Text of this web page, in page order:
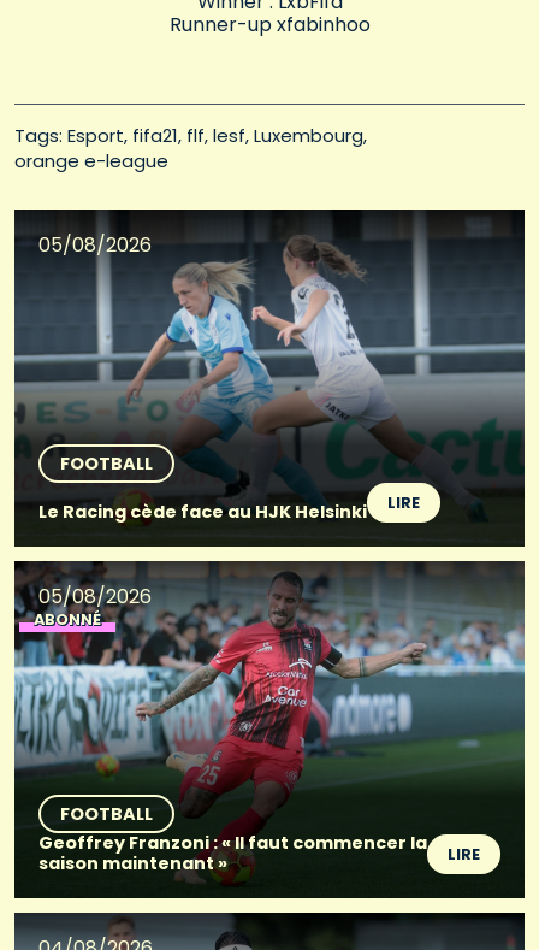
Runner-up xfabinhoo
Tags: Esport fifa21 flf lesf Luxembourg
orange e-league
05/08/2026
FOOTBALL
Le Racing cède face au HJK Helsinki
LIRE
05/08/2026
ABONNÉ
FOOTBALL
Geoffrey Franzoni : « Il faut commencer la
saison maintenant »
LIRE